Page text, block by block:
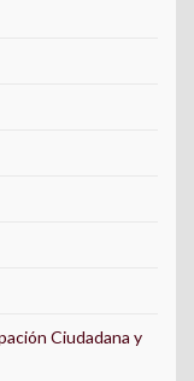
Ciudadana y